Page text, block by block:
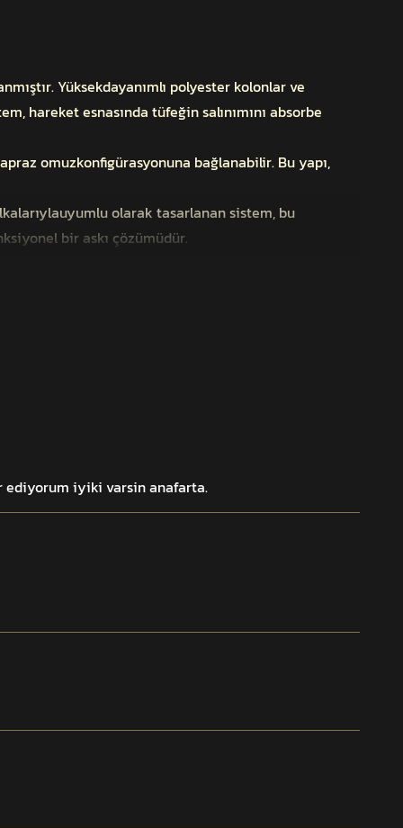
Yüksekdayanımlı polyester kolonlar ve
hareket esnasında tüfeğin salınımını absorbe
omuzkonfigürasyonuna bağlanabilir. Bu yapı,
olarak tasarlanan sistem, bu
bir askı çözümüdür.
ediyorum iyiki varsin anafarta.